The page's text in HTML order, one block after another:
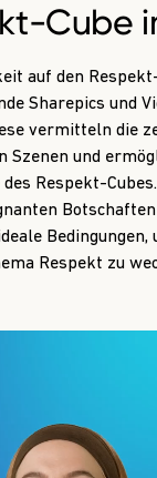
Cube
auf den
Sharepics und
vermitteln die
Szenen und
Respekt-
Bedingungen,
Respekt zu